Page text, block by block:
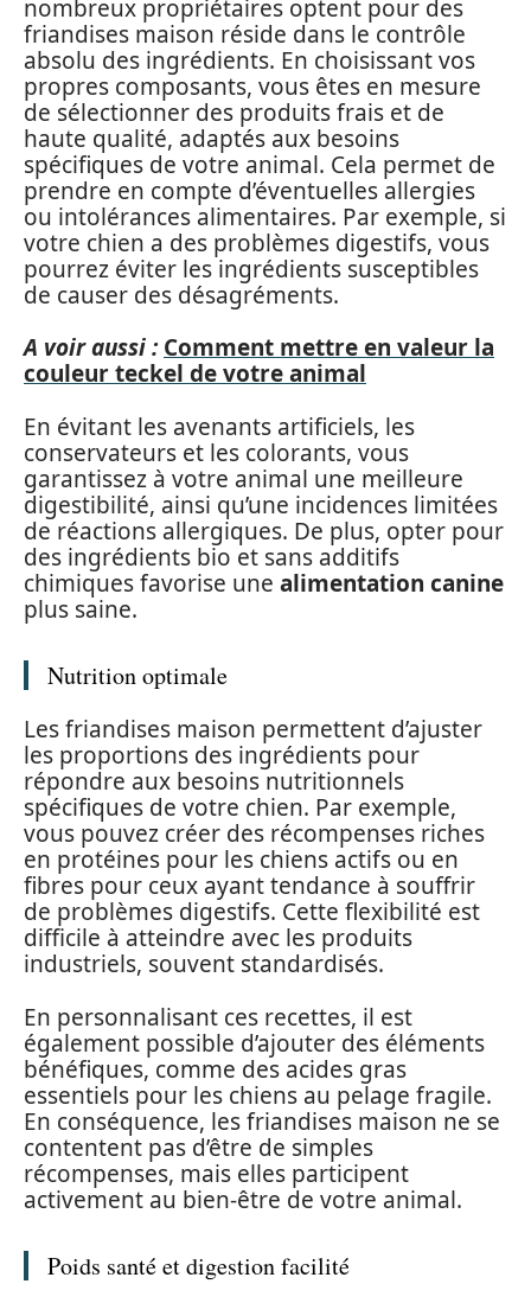
nombreux propriétaires optent pour des
friandises maison réside dans le contrôle
absolu des ingrédients. En choisissant vos
propres composants, vous êtes en mesure
de sélectionner des produits frais et de
haute qualité, adaptés aux besoins
spécifiques de votre animal. Cela permet de
prendre en compte d’éventuelles allergies
ou intolérances alimentaires. Par exemple, si
votre chien a des problèmes digestifs, vous
pourrez éviter les ingrédients susceptibles
de causer des désagréments.
A voir aussi : Comment mettre en valeur la
couleur teckel de votre animal
En évitant les avenants artificiels, les
conservateurs et les colorants, vous
garantissez à votre animal une meilleure
digestibilité, ainsi qu’une incidences limitées
de réactions allergiques. De plus, opter pour
des ingrédients bio et sans additifs
chimiques favorise une alimentation canine
plus saine.
Nutrition optimale
Les friandises maison permettent d’ajuster
les proportions des ingrédients pour
répondre aux besoins nutritionnels
spécifiques de votre chien. Par exemple,
vous pouvez créer des récompenses riches
en protéines pour les chiens actifs ou en
fibres pour ceux ayant tendance à souffrir
de problèmes digestifs. Cette flexibilité est
difficile à atteindre avec les produits
industriels, souvent standardisés.
En personnalisant ces recettes, il est
également possible d’ajouter des éléments
bénéfiques, comme des acides gras
essentiels pour les chiens au pelage fragile.
En conséquence, les friandises maison ne se
contentent pas d’être de simples
récompenses, mais elles participent
activement au bien-être de votre animal.
Poids santé et digestion facilité